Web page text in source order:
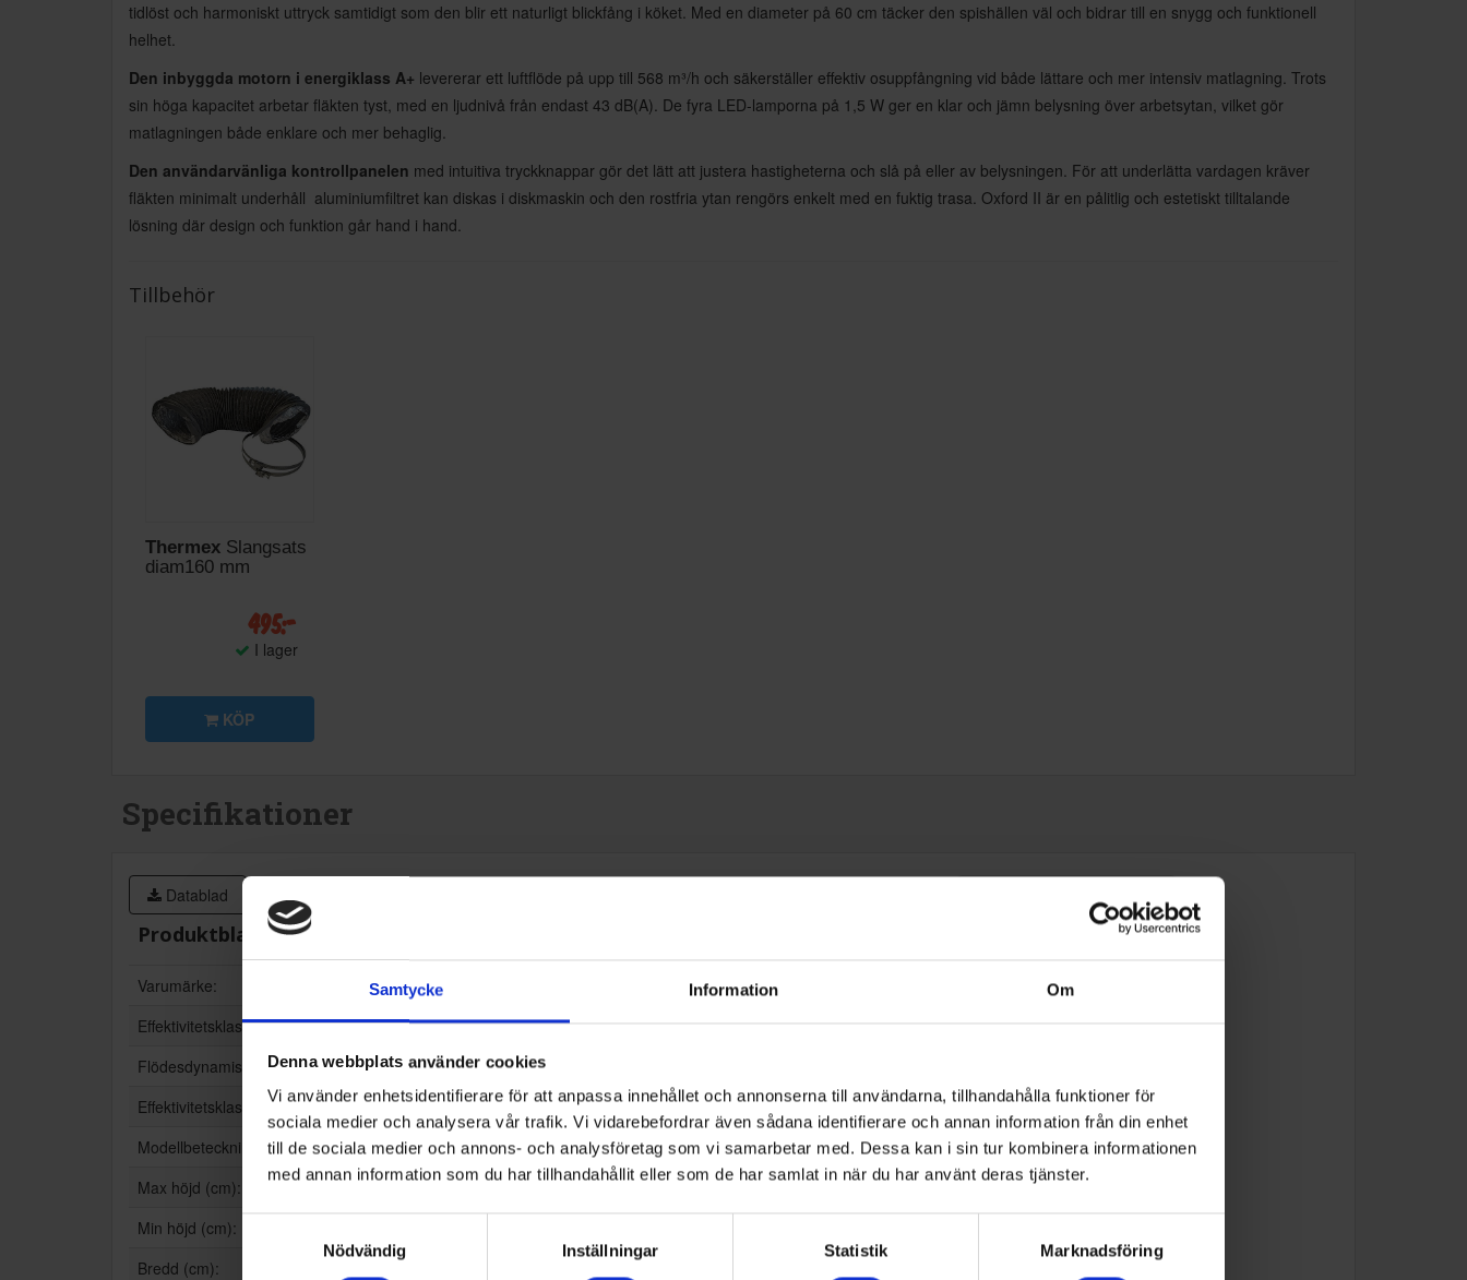
Samtycke Information Om
Denna webbplats använder cookies
Vi använder enhetsidentifierare för att anpassa innehållet och annonserna till användarna, tillhandahålla funktioner för
sociala medier och analysera vår trafik. Vi vidarebefordrar även sådana identifierare och annan information från din enhet
till de sociala medier och annons- och analysföretag som vi samarbetar med. Dessa kan i sin tur kombinera informationen
med annan information som du har tillhandahållit eller som de har samlat in när du har använt deras tjänster.
Nödvändig
Inställningar Statistik Marknadsföring
tidlöst och harmoniskt uttryck samtidigt som den blir ett naturligt blickfång i köket. Med en diameter på 60 cm täcker den spishällen väl och bidrar till en snygg och funktionell
helhet.
Den inbyggda motorn i energiklass A+ levererar ett luftflöde på upp till 568 m³/h och säkerställer effektiv osuppfångning vid både lättare och mer intensiv matlagning. Trots
sin höga kapacitet arbetar fläkten tyst, med en ljudnivå från endast 43 dB(A). De fyra LED-lamporna på 1,5 W ger en klar och jämn belysning över arbetsytan, vilket gör
matlagningen både enklare och mer behaglig.
Den användarvänliga kontrollpanelen med intuitiva tryckknappar gör det lätt att justera hastigheterna och slå på eller av belysningen. För att underlätta vardagen kräver
fläkten minimalt underhåll  aluminiumfiltret kan diskas i diskmaskin och den rostfria ytan rengörs enkelt med en fuktig trasa. Oxford II är en pålitlig och estetiskt tilltalande
lösning där design och funktion går hand i hand.
Tillbehör
Thermex Slangsats
diam160 mm
495:-
I lager
KÖP
Specifikationer
Datablad
Produktblad:
Varumärke:
Thermex
Effektivitetsklass belysning:
A
Flödesdynamisk klass:
A
Effektivitetsklass fettfiltrering:
C
Modellbeteckning:
Oxford II
Max höjd (cm):
99.5
Min höjd (cm):
Bredd (cm):